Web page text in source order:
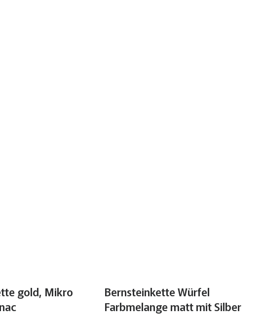
gold, Mikro
Bernsteinkette Würfel
Farbmelange matt mit Silber